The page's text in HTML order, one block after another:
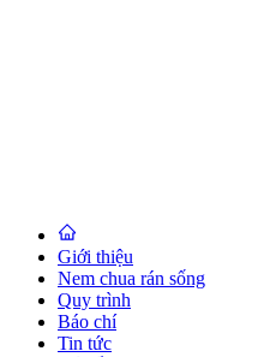
Giới thiệu
Nem chua rán sống
Quy trình
Báo chí
Tin tức